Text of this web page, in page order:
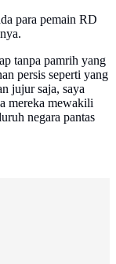
para pemain RD
tanpa pamrih yang
persis seperti yang
jujur ​​saja, saya
mereka mewakili
negara pantas